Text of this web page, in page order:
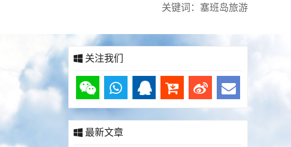
关键词：塞班岛旅游
关注我们
最新文章